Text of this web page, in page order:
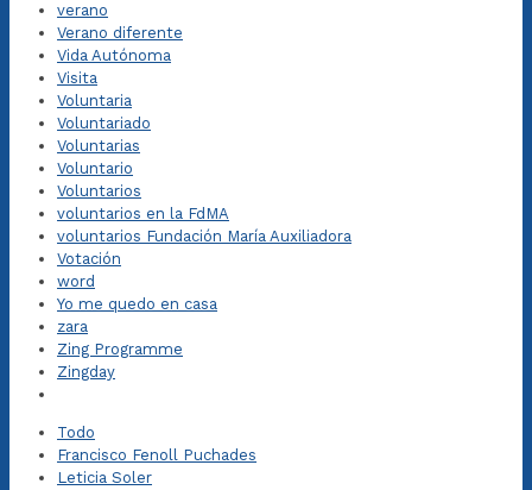
verano
Verano diferente
Vida Autónoma
Visita
Voluntaria
Voluntariado
Voluntarias
Voluntario
Voluntarios
voluntarios en la FdMA
voluntarios Fundación María Auxiliadora
Votación
word
Yo me quedo en casa
zara
Zing Programme
Zingday
Todo
Francisco Fenoll Puchades
Leticia Soler